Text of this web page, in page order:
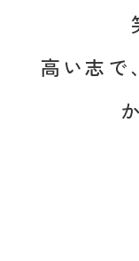
高い志で